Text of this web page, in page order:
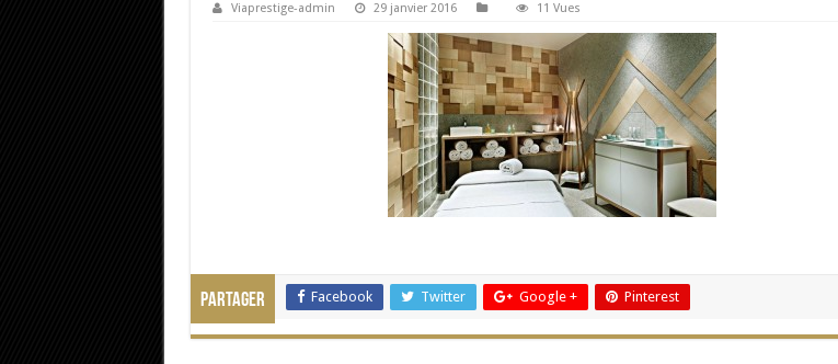
Viaprestige-admin 29 janvier 2016 11 Vues
Partager Facebook Twitter Google + Pinterest